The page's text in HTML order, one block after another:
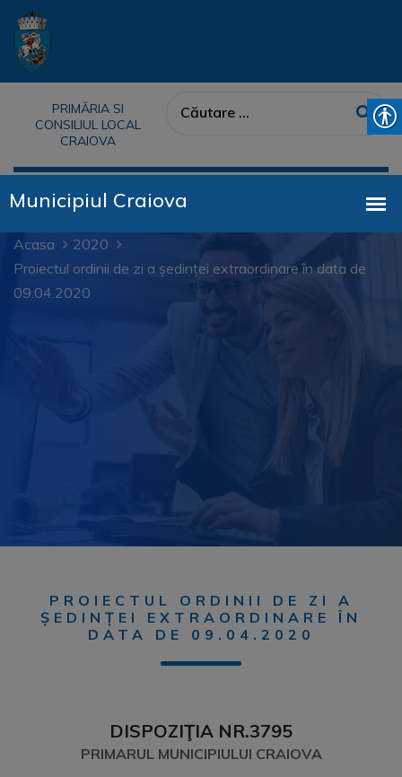
PRIMĂRIA SI
CONSILIUL LOCAL
CRAIOVA
Acasa
2020
Proiectul ordinii de zi a ședinței extraordinare în data de
09.04.2020
PROIECTUL ORDINII DE ZI A
ȘEDINȚEI EXTRAORDINARE ÎN
DATA DE 09.04.2020
DISPOZIŢIA NR.3795
PRIMARUL MUNICIPIULUI CRAIOVA